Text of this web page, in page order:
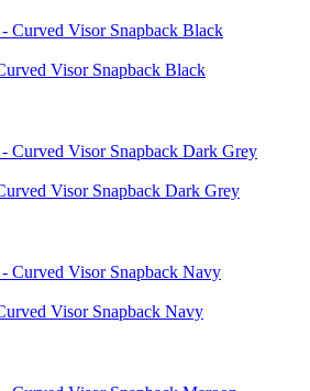
Visor Snapback Black
Visor Snapback Dark Grey
Visor Snapback Navy